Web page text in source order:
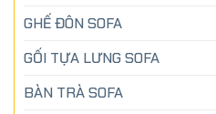
GHẾ ĐÔN SOFA
GỐI TỰA LƯNG SOFA
BÀN TRÀ SOFA